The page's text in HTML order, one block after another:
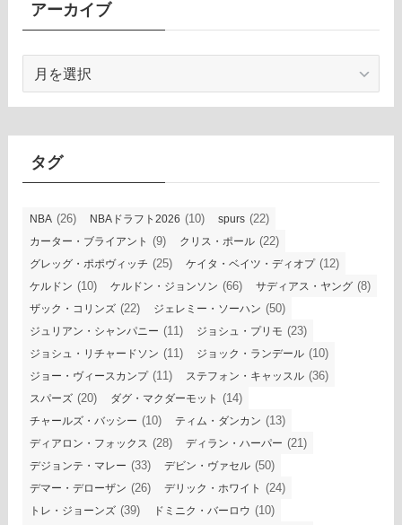
アーカイブ
カ
イ
タグ
NBA (26) NBAドラフト2026 (10) spurs (22)
カーター・ブライアント (9) クリス・ポール (22)
グレッグ・ポポヴィッチ (25) ケイタ・ベイツ・ディオプ(12)
ケルドン (10) ケルドン・ジョンソン (66) サディアス・ヤング (8)
ザック・コリンズ (22) ジェレミー・ソーハン (50)
ジュリアン・シャンパニー (11) ジョシュ・プリモ (23)
ジョシュ・リチャードソン (11) ジョック・ランデール (10)
ジョー・ヴィースカンプ(11) ステフォン・キャッスル (36)
スパーズ (20) ダグ・マクダーモット (14)
チャールズ・バッシー (10) ティム・ダンカン (13)
ディアロン・フォックス (28) ディラン・ハーパー (21)
デジョンテ・マレー (33) デビン・ヴァセル (50)
デマー・デローザン (26) デリック・ホワイト (24)
トレ・ジョーンズ (39) ドミニク・バーロウ (10)